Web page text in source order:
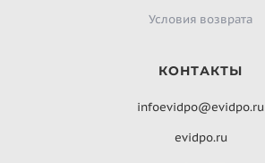
Условия возврата
КОНТАКТЫ
infoevidpo@evidpo.ru
evidpo.ru